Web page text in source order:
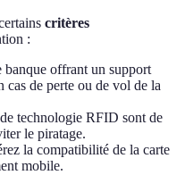
critères
:
banque offrant un support
cas de perte ou de vol de la
technologie RFID sont de
le piratage.
la compatibilité de la carte
mobile.